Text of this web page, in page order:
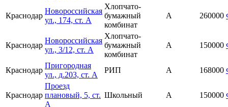
Краснодар
Новороссийская
ул., 174, ст. А
Хлопчато-
бумажный
комбинат
A 260000
Краснодар
Новороссийская
ул., 3/12, ст. А
Хлопчато-
бумажный
комбинат
A 150000
Краснодар
Пригородная
ул., д.203, ст. А
РИП А 168000
Краснодар
Проезд
плановый, 5, ст.
А
Школьный A 150000